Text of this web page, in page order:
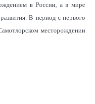
в России, а в мире
В период с первого
месторождении